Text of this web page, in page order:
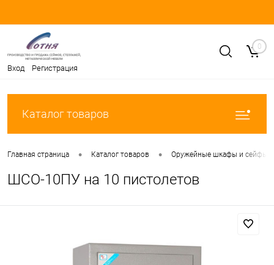
Вход Регистрация
0
Каталог товаров
Главная страница • Каталог товаров • Оружейные шкафы и сейфы
ШСО-10ПУ на 10 пистолетов